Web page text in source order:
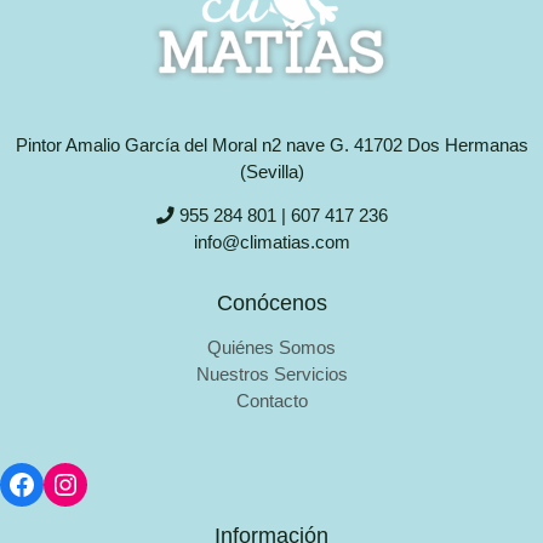
Pintor Amalio García del Moral n2 nave G. 41702 Dos Hermanas
(Sevilla)
955 284 801 | 607 417 236
info@climatias.com
Conócenos
Quiénes Somos
Nuestros Servicios
Contacto
Información